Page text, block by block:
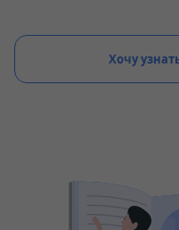
Хочу